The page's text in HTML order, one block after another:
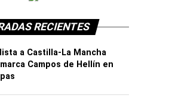
RECIENTES
a Castilla-La Mancha
Campos de Hellín en